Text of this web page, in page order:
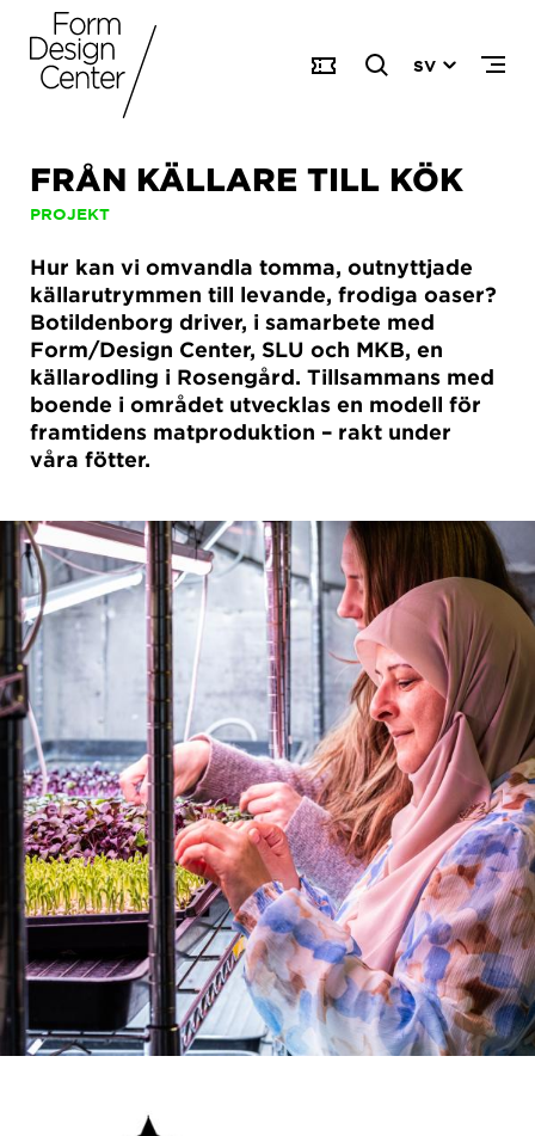
SV
FRÅN KÄLLARE TILL KÖK
PROJEKT
Hur kan vi omvandla tomma, outnyttjade
källarutrymmen till levande, frodiga oaser?
Botildenborg driver, i samarbete med
Form/Design Center, SLU och MKB, en
källarodling i Rosengård. Tillsammans med
boende i området utvecklas en modell för
framtidens matproduktion – rakt under
våra fötter.